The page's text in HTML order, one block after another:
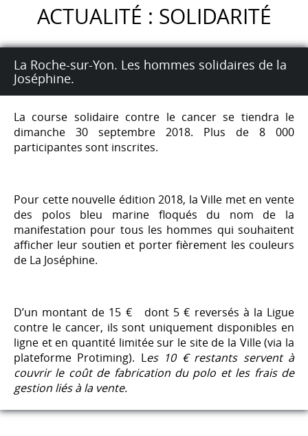
ACTUALITÉ : SOLIDARITÉ
La Roche-sur-Yon. Les hommes solidaires de la
Joséphine.
La course solidaire contre le cancer se tiendra le
dimanche 30 septembre 2018. Plus de 8 000
participantes sont inscrites.
Pour cette nouvelle édition 2018, la Ville met en vente
des polos bleu marine floqués du nom de la
manifestation pour tous les hommes qui souhaitent
afficher leur soutien et porter fièrement les couleurs
de La Joséphine.
D’un montant de 15 € dont 5 € reversés à la Ligue
contre le cancer, ils sont uniquement disponibles en
ligne et en quantité limitée sur le site de la Ville (via la
plateforme Protiming). Les 10 € restants servent à
couvrir le coût de fabrication du polo et les frais de
gestion liés à la vente.